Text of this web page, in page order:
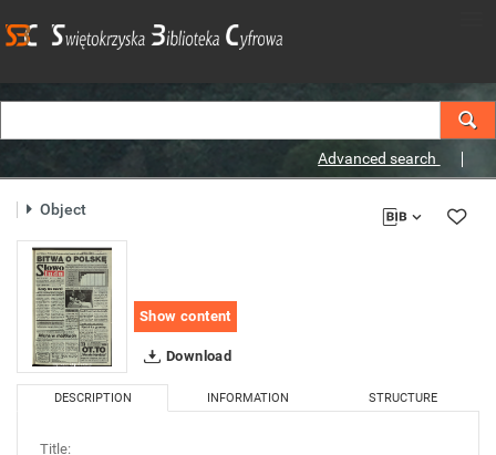
Advanced search
Object
Show content
Download
DESCRIPTION INFORMATION STRUCTURE
Title: